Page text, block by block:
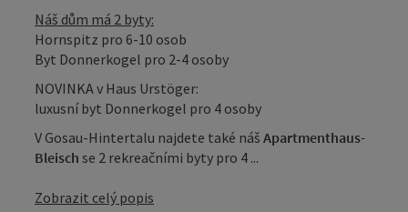
Náš dům má 2 byty:
Hornspitz pro 6-10 osob
Byt Donnerkogel pro 2-4 osoby
NOVINKA v Haus Urstöger:
luxusní byt Donnerkogel pro 4 osoby
V Gosau-Hintertalu najdete také náš Apartmenthaus-
Bleisch se 2 rekreačními byty pro 4 ...
Zobrazit celý popis